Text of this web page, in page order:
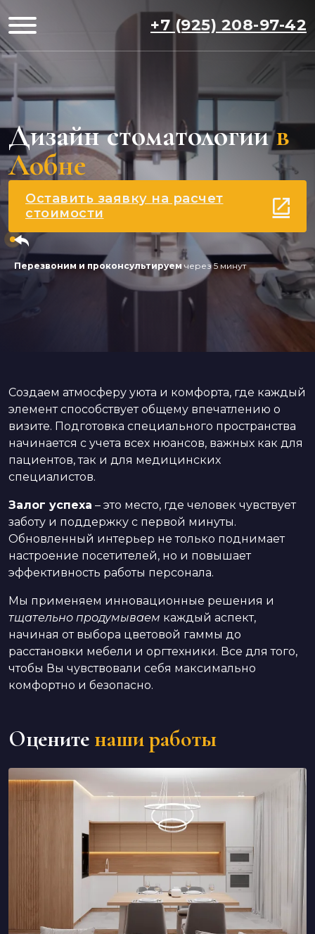
+7 (925) 208-97-42
Дизайн стоматологии в
Лобне
Оставить заявку на расчет
стоимости
Перезвоним и проконсультируем через 5 минут
Создаем атмосферу уюта и комфорта, где каждый
элемент способствует общему впечатлению о
визите. Подготовка специального пространства
начинается с учета всех нюансов, важных как для
пациентов, так и для медицинских
специалистов.
Залог успеха – это место, где человек чувствует
заботу и поддержку с первой минуты.
Обновленный интерьер не только поднимает
настроение посетителей, но и повышает
эффективность работы персонала.
Мы применяем инновационные решения и
тщательно продумываем каждый аспект,
начиная от выбора цветовой гаммы до
расстановки мебели и оргтехники. Все для того,
чтобы Вы чувствовали себя максимально
комфортно и безопасно.
Оцените наши работы